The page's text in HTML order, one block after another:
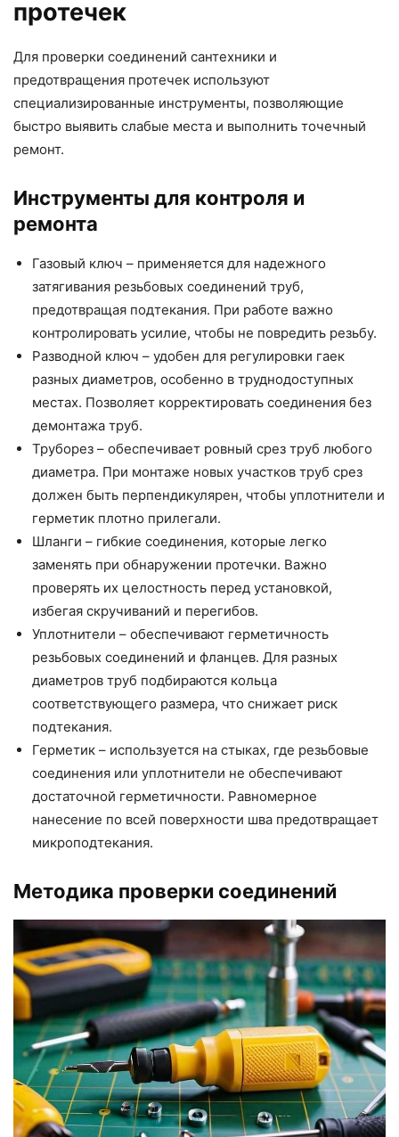
протечек
Для проверки соединений сантехники и
предотвращения протечек используют
специализированные инструменты, позволяющие
быстро выявить слабые места и выполнить точечный
ремонт.
Инструменты для контроля и
ремонта
Газовый ключ – применяется для надежного
затягивания резьбовых соединений труб,
предотвращая подтекания. При работе важно
контролировать усилие, чтобы не повредить резьбу.
Разводной ключ – удобен для регулировки гаек
разных диаметров, особенно в труднодоступных
местах. Позволяет корректировать соединения без
демонтажа труб.
Труборез – обеспечивает ровный срез труб любого
диаметра. При монтаже новых участков труб срез
должен быть перпендикулярен, чтобы уплотнители и
герметик плотно прилегали.
Шланги – гибкие соединения, которые легко
заменять при обнаружении протечки. Важно
проверять их целостность перед установкой,
избегая скручиваний и перегибов.
Уплотнители – обеспечивают герметичность
резьбовых соединений и фланцев. Для разных
диаметров труб подбираются кольца
соответствующего размера, что снижает риск
подтекания.
Герметик – используется на стыках, где резьбовые
соединения или уплотнители не обеспечивают
достаточной герметичности. Равномерное
нанесение по всей поверхности шва предотвращает
микроподтекания.
Методика проверки соединений